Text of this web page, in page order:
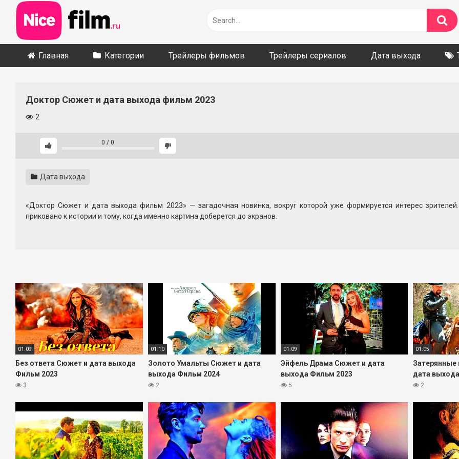
content
Главная Категории Трейлеры фильмов Трейлеры сериалов Дата выхода
Доктор Сюжет и дата выхода фильм 2023
2
0 / 0
Дата выхода
«Доктор Сюжет и дата выхода фильм 2023» — загадочная новинка, вокруг которой уже формируется интерес
приковано к истории и тому, когда именно картина доберется до экранов.
Подробности о сюжете и персонажах официально почти не раскрываются, поэтому зрителям остается лишь ждать свежих
01:09
Без ответа Сюжет и дата выхода
Фильм 2023
3
01:10
Золото Умальты Сюжет и дата
выхода Фильм 2024
2
01:09
Эйфель Драма Сюжет и дата
выхода Фильм 2023
5
01:05
дата
2